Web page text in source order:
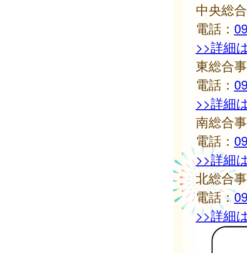
中央総
電話：
>>詳細
東総合
電話：
>>詳細
南総合
電話：
>>詳細
北総合
電話：
>>詳細